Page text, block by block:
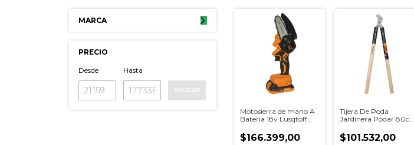
MARCA
PRECIO
Desde Hasta
APLICAR
Motosierra de mano A
Bateria 18v Lusqtoff
Bat 2.0Ah
$166.399,00
Tijera De Poda
Jardinera Podar 80cm
Mm
$101.532,00